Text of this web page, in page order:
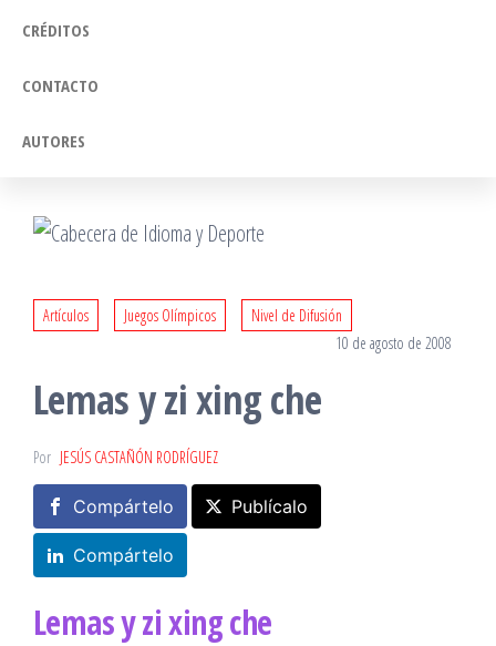
CRÉDITOS
CONTACTO
AUTORES
Artículos Juegos Olímpicos
Nivel de Difusión
10 de agosto de 2008
Lemas y zi xing che
Por JESÚS CASTAÑÓN RODRÍGUEZ
Compártelo Publícalo
Compártelo
Lemas y zi xing che